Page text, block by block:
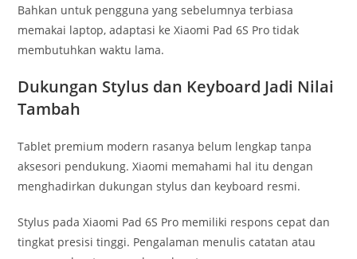
Bahkan untuk pengguna yang sebelumnya terbiasa
memakai laptop, adaptasi ke Xiaomi Pad 6S Pro tidak
membutuhkan waktu lama.
Dukungan Stylus dan Keyboard Jadi Nilai
Tambah
Tablet premium modern rasanya belum lengkap tanpa
aksesori pendukung. Xiaomi memahami hal itu dengan
menghadirkan dukungan stylus dan keyboard resmi.
Stylus pada Xiaomi Pad 6S Pro memiliki respons cepat dan
tingkat presisi tinggi. Pengalaman menulis catatan atau